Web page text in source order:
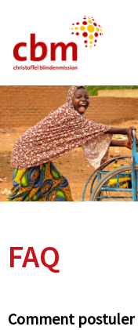
Allemand Anglais
Emploi
FAQ
FAQ
Comment postuler